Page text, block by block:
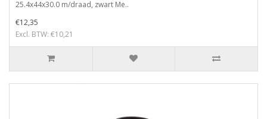
25.4x44x30.0 m/draad, zwart Me..
€12,35
Excl. BTW: €10,21